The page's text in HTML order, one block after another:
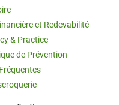
et Redevabilité
& Practice
de Prévention